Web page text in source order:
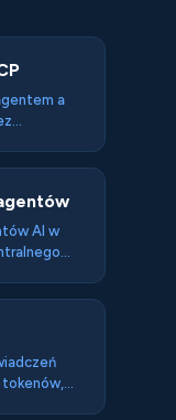
a
AI w
ryzyko
shadow